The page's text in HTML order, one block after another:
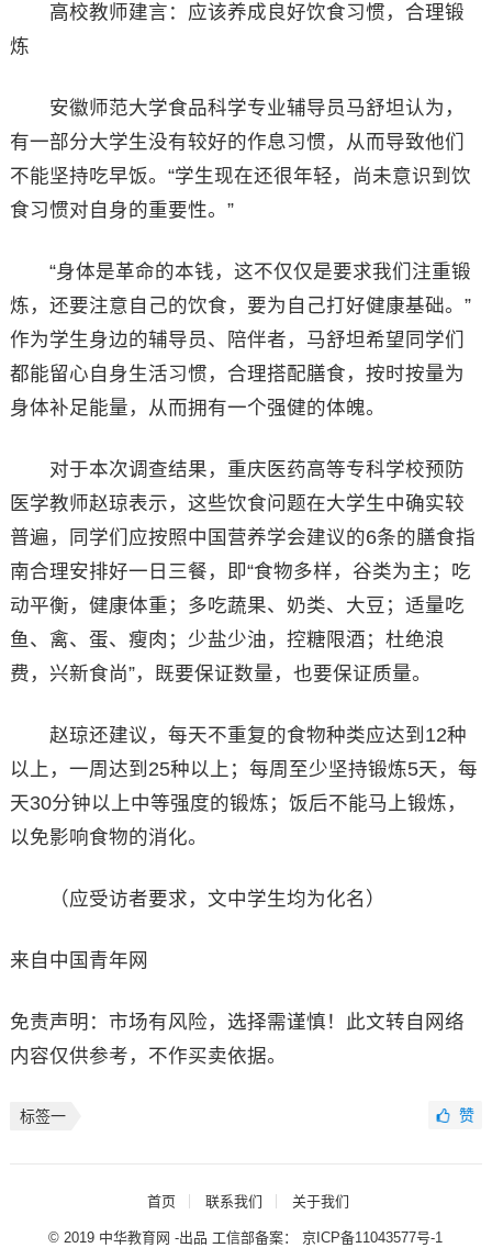
高校教师建言：应该养成良好饮食习惯，合理锻
炼
安徽师范大学食品科学专业辅导员马舒坦认为，
有一部分大学生没有较好的作息习惯，从而导致他们
不能坚持吃早饭。“学生现在还很年轻，尚未意识到饮
食习惯对自身的重要性。”
“身体是革命的本钱，这不仅仅是要求我们注重锻
炼，还要注意自己的饮食，要为自己打好健康基础。”
作为学生身边的辅导员、陪伴者，马舒坦希望同学们
都能留心自身生活习惯，合理搭配膳食，按时按量为
身体补足能量，从而拥有一个强健的体魄。
对于本次调查结果，重庆医药高等专科学校预防
医学教师赵琼表示，这些饮食问题在大学生中确实较
普遍，同学们应按照中国营养学会建议的6条的膳食指
南合理安排好一日三餐，即“食物多样，谷类为主；吃
动平衡，健康体重；多吃蔬果、奶类、大豆；适量吃
鱼、禽、蛋、瘦肉；少盐少油，控糖限酒；杜绝浪
费，兴新食尚”，既要保证数量，也要保证质量。
赵琼还建议，每天不重复的食物种类应达到12种
以上，一周达到25种以上；每周至少坚持锻炼5天，每
天30分钟以上中等强度的锻炼；饭后不能马上锻炼，
以免影响食物的消化。
（应受访者要求，文中学生均为化名）
来自中国青年网
免责声明：市场有风险，选择需谨慎！此文转自网络
内容仅供参考，不作买卖依据。
标签一 赞
首页 联系我们 关于我们
© 2019 中华教育网 -出品 工信部备案：京ICP备11043577号-1